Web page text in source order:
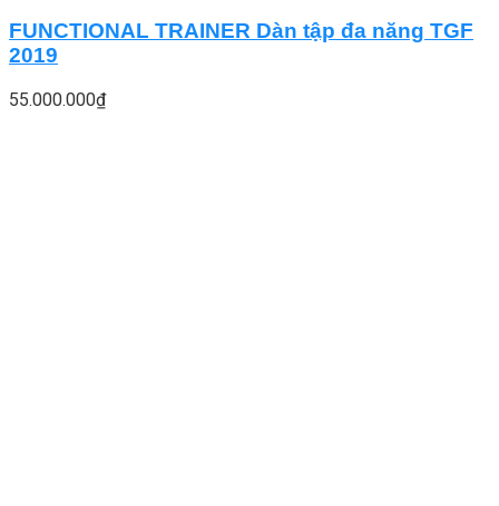
FUNCTIONAL TRAINER Dàn tập đa năng TGF
2019
55.000.000₫